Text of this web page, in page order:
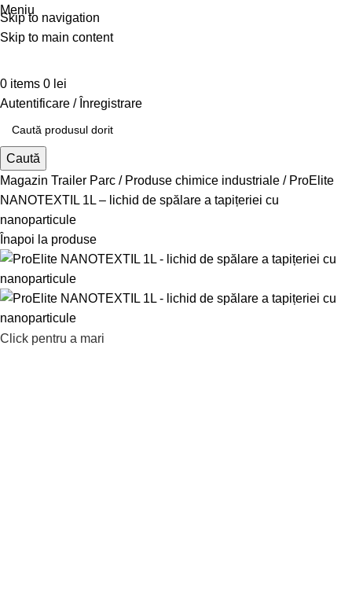
Skip to navigation
Skip to main content
Meniu
0 items 0 lei
Autentificare / Înregistrare
Caută
Magazin Trailer Parc
Produse chimice industriale
ProElite
NANOTEXTIL 1L – lichid de spălare a tapițeriei cu
nanoparticule
Înapoi la produse
Click pentru a mari